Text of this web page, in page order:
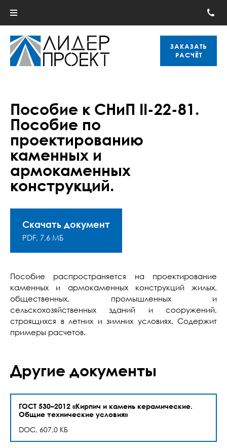
ЗАКАЗАТЬ
РАСЧЁТ
Пособие к СНиП II-22-81.
Пособие по
проектированию
каменных и
армокаменных
конструкций.
Скачать документ
PDF, 7,6 МБ
Пособие распространяется на проектирование
каменных и армокаменных конструкций жилых,
общественных, промышленных и
сельскохозяйственных зданий и сооружений,
строящихся в летних и зимних условиях. Содержит
примеры расчетов.
Другие документы
ГОСТ 530–2012 «Кирпич и камень керамические.
Общие технические условия»
DOC, 607,0 КБ